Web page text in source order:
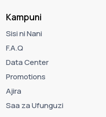
Kampuni
Sisi ni Nani
F.A.Q
Data Center
Promotions
Ajira
Saa za Ufunguzi